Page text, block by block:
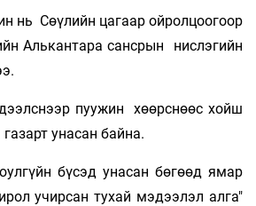
нь Сөүлийн цагаар ойролцоогоор
Алькантара сансрын нислэгийн
пуужин хөөрснөөс хойш
унасан байна.
бүсэд унасан бөгөөд ямар
учирсан тухай мэдээлэл алга"